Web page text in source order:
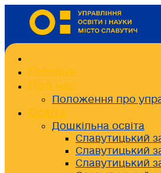
Головна
Про нас
Положення про
Освіта
Дошкільна освіта
Славутицький
Славутицький
Славутицький